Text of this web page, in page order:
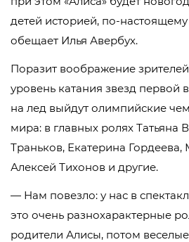
детей историей, по-
обещает Илья Авербух.
Поразит воображение
уровень катания звезд первой
на лед выйдут олимпийские
мира: в главных ролях Татьяна
Траньков, Екатерина
Алексей Тихонов и другие.
— Нам повезло: у нас в
это очень разнохарактерные
родители Алисы, потом